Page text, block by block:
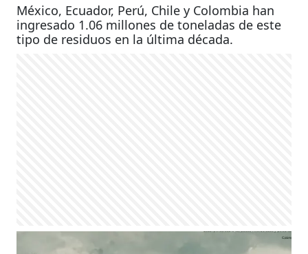
México, Ecuador, Perú, Chile y Colombia han
ingresado 1.06 millones de toneladas de este
tipo de residuos en la última década.